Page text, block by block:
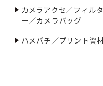
カメラアクセ／フィルタ
ー／カメラバッグ
ハメパチ／プリント資